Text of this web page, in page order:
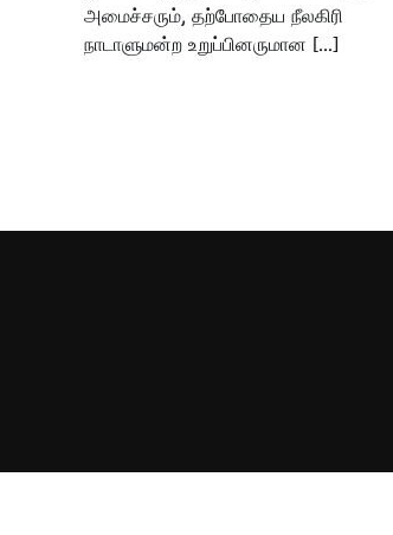
அமைச்சரும், தற்போதைய நீலகிரி
நாடாளுமன்ற உறுப்பினருமான […]